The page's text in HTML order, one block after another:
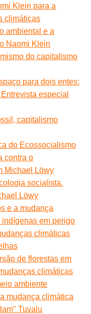
Klein para a
climáticas
ambiental e a
Naomi Klein
do capitalismo
para dois entes:
especial
capitalismo
do Ecossocialismo
contra o
Michael Löwy
socialista.
Löwy
e a mudança
em perigo
climáticas
de florestas em
climáticas
ambiente
mudança climática
Tuvalu